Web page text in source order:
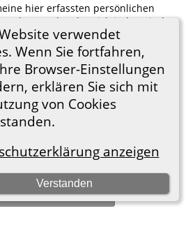
verwendet
Wenn Sie fortfahren,
Browser-Einstellungen
erklären Sie sich mit
von Cookies
anzeigen
Verstanden
hier erfassten persönlichen
Ich verstehe, dass ich jederzeit den
kann, diese Daten zu löschen.
Generation of Genealogy Sitebuilding
von Darrin Lythgoe © 2001-2026.
e.V.. |Datenschutzerklärung.
es zum Impressum
Webseite wechseln